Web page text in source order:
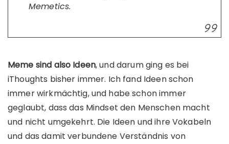
Memetics.
Meme sind also Ideen, und darum ging es bei
iThoughts bisher immer. Ich fand Ideen schon
immer wirkmächtig, und habe schon immer
geglaubt, dass das Mindset den Menschen macht
und nicht umgekehrt. Die Ideen und ihre Vokabeln
und das damit verbundene Verständnis von